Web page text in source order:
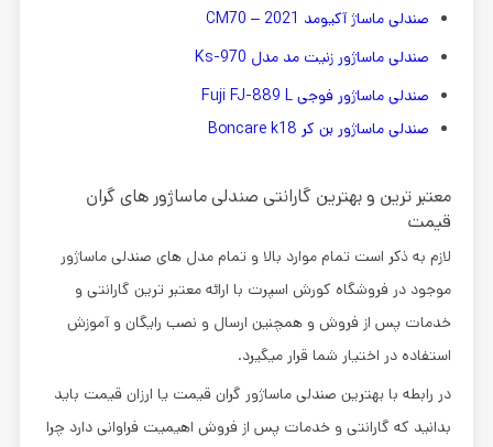
صندلی ماساژ آکیومد CM70 – 2021
صندلی ماساژور زنیت مد مدل Ks-970
صندلی ماساژور فوجی Fuji FJ-889 L
صندلی ماساژور بن کر Boncare k18
معتبر ترین و بهترین گارانتی صندلی ماساژور های گران
قیمت
لازم به ذکر است تمام موارد بالا و تمام مدل های صندلی ماساژور
موجود در فروشگاه کورش اسپرت با ارائه معتبر ترین گارانتی و
خدمات پس از فروش و همچنین ارسال و نصب رایگان و آموزش
استفاده در اختیار شما قرار میگیرد.
در رابطه با بهترین صندلی ماساژور گران قیمت یا ارزان قیمت باید
بدانید که گارانتی و خدمات پس از فروش اهیمیت فراوانی دارد چرا